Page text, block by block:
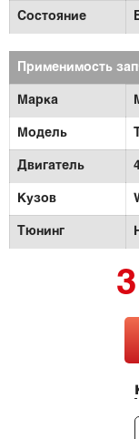
Состояние
Применимость
Марка
Модель
Двигатель
Кузов
Тюнинг